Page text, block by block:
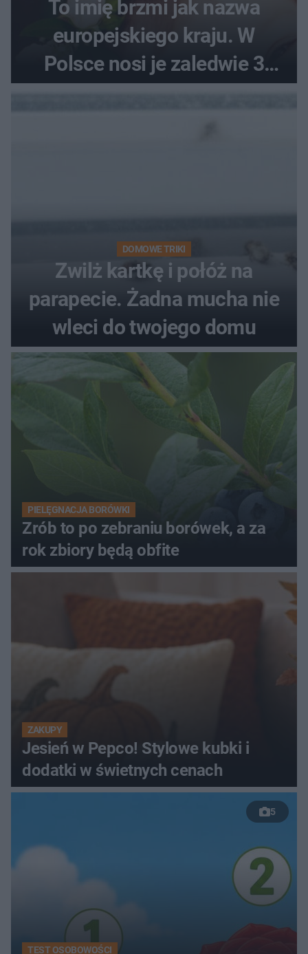
To imię brzmi jak nazwa
europejskiego kraju. W
Polsce nosi je zaledwie 3
kobiety
DOMOWE TRIKI
Zwilż kartkę i połóż na
parapecie. Żadna mucha nie
wleci do twojego domu
PIELĘGNACJA BORÓWKI
Zrób to po zebraniu borówek, a za
rok zbiory będą obfite
ZAKUPY
Jesień w Pepco! Stylowe kubki i
dodatki w świetnych cenach
5
TEST OSOBOWOŚCI